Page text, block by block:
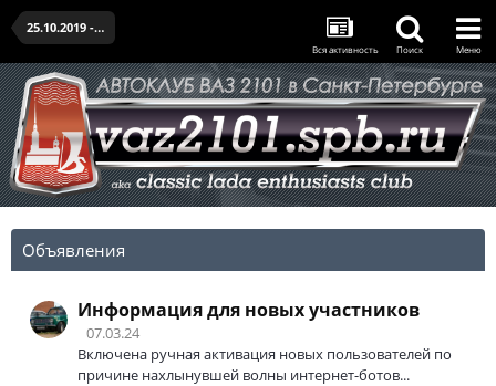
25.10.2019 - последняя встреча у СКК "Петербургский"
Вся активность Поиск Меню
Объявления
Информация для новых участников
07.03.24
Включена ручная активация новых пользователей по
причине нахлынувшей волны интернет-ботов...